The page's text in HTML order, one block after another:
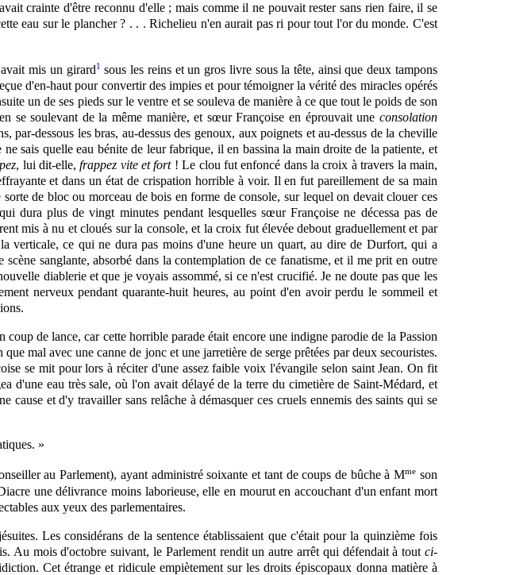
crainte d'être reconnu d'elle ; mais comme il ne pouvait rester sans rien faire, il se
eau surle plancher ? . . . Richelieu n'en aurait pas ri pour tout l'or du monde. C'est
mis un girard1 sous les reins et un gros livre sous la tête, ainsi que deux tampons
d'en-haut pour convertir des impies et pour témoigner la vérité des miracles opérés
un de ses pieds sur le ventre et se souleva de manière à ce que tout le poids de son
se soulevant de la même manière, et sœur Françoise en éprouvait une consolation
dessous les bras, au-dessus des genoux, aux poignets et au-dessus de la cheville
sais quelle eau bénite de leur fabrique, il en bassina la main droite de la patiente, et
, lui dit-elle,frappez vite et fort! Le clou futenfoncé dans la croix à travers la main,
et dans un état de crispation horrible à voir. Il en fut pareillement de sa main
de bloc ou morceau de bois en forme de console, sur lequel on devait clouer ces
dura plus de vingt minutes pendant lesquelles sœur Françoise ne décessa pas de
mis à nu et cloués sur la console, et la croix fut élevée debout graduellement et par
verticale, ce qui ne dura pas moins d'une heure un quart, au dire de Durfort, qui a
sanglante, absorbé dans la contemplation de ce fanatisme, et il me prit en outre
diablerie et que je voyais assommé, si ce n'est crucifié. Je ne doute pas que les
nerveux pendant quarante-huit heures, au point d'en avoir perdu le sommeil et
de lance, car cette horrible parade était encore une indigne parodie de la Passion
mal avec une canne de jonc et une jarretière de serge prêtées par deux secouristes.
se mit pour lors à réciter d'une assez faible voix l'évangile selon saint Jean. On fit
d'une eau très sale, où l'on avait délayé de la terre du cimetière de Saint-Médard, et
et d'y travailler sans relâche à démasquer ces cruels ennemis des saints qui se
»
au Parlement), ayant administré soixante et tant de coups de bûche à Mme son
une délivrance moins laborieuse, elle en mourut en accouchantd'un enfant mort
aux yeux des parlementaires.
Les considérans de la sentence établissaient que c'était pour la quinzième fois
Au mois d'octobre suivant, le Parlement rendit un autre arrêt qui défendait à tout ci-
Cet étrange et ridicule empiètement sur les droits épiscopaux donna matière à